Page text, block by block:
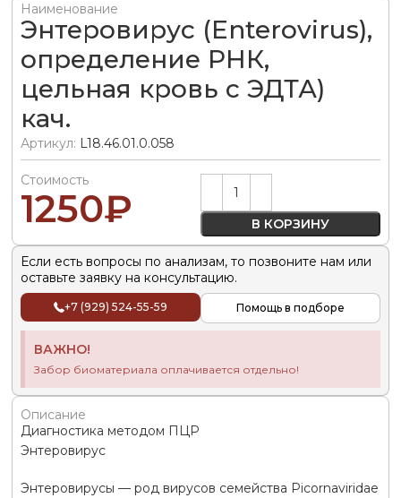
Наименование
Энтеровирус (Enterovirus),
определение РНК,
цельная кровь с ЭДТА)
кач.
Артикул: L18.46.01.0.058
Стоимость
1250₽ В КОРЗИНУ
Alternative:
Если есть вопросы по анализам, то позвоните нам или
оставьте заявку на консультацию.
+7 (929) 524-55-59 Помощь в подборе
ВАЖНО!
Забор биоматериала оплачивается отдельно!
Описание
Диагностика методом ПЦР
Энтеровирус
Энтеровирусы — род вирусов семейства Picornaviridae